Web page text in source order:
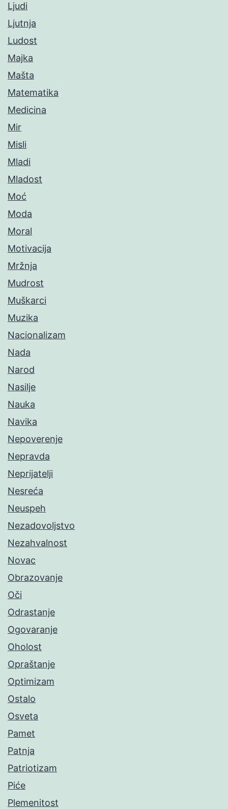
Ljudi
Ljutnja
Ludost
Majka
Mašta
Matematika
Medicina
Mir
Misli
Mladi
Mladost
Moć
Moda
Moral
Motivacija
Mržnja
Mudrost
Muškarci
Muzika
Nacionalizam
Nada
Narod
Nasilje
Nauka
Navika
Nepoverenje
Nepravda
Neprijatelji
Nesreća
Neuspeh
Nezadovoljstvo
Nezahvalnost
Novac
Obrazovanje
Oči
Odrastanje
Ogovaranje
Oholost
Opraštanje
Optimizam
Ostalo
Osveta
Pamet
Patnja
Patriotizam
Piće
Plemenitost